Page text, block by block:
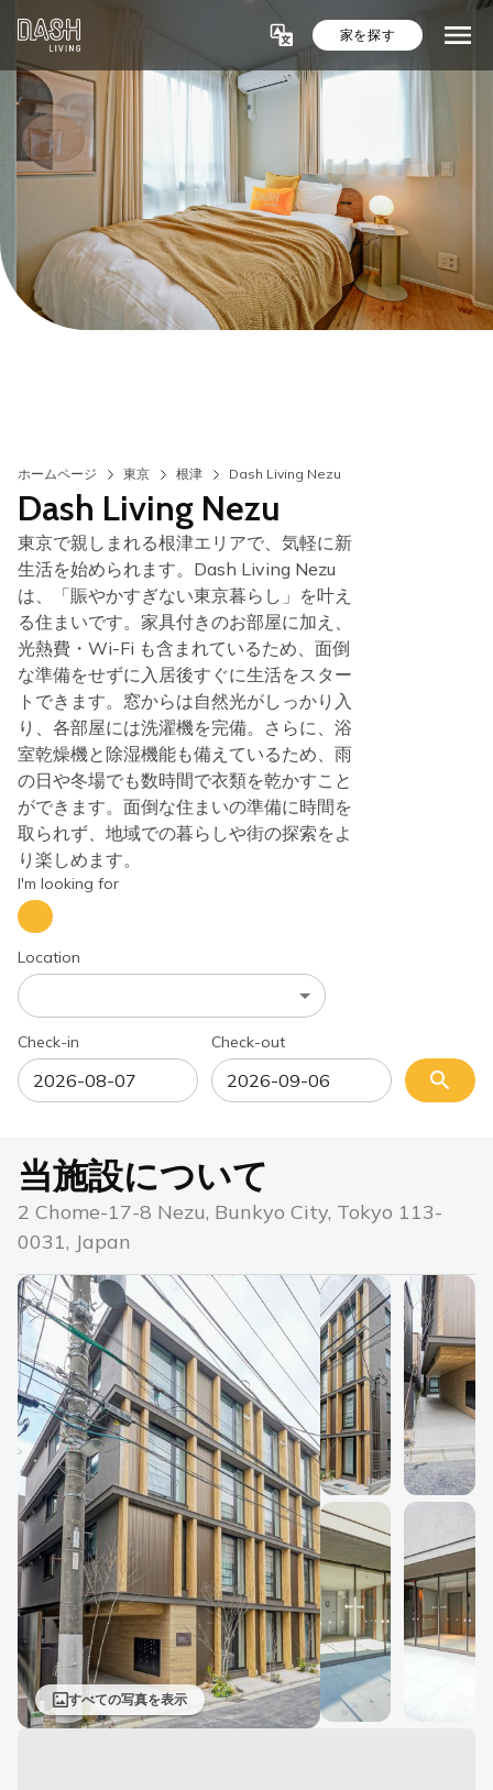
家を探す
ホームページ 東京 根津 Dash Living Nezu
Dash Living Nezu
東京で親しまれる根津エリアで、気軽に新
生活を始められます。Dash Living Nezu
は、「賑やかすぎない東京暮らし」を叶え
る住まいです。家具付きのお部屋に加え、
光熱費・Wi-Fi も含まれているため、面倒
な準備をせずに入居後すぐに生活をスター
トできます。窓からは自然光がしっかり入
り、各部屋には洗濯機を完備。さらに、浴
室乾燥機と除湿機能も備えているため、雨
の日や冬場でも数時間で衣類を乾かすこと
ができます。面倒な住まいの準備に時間を
取られず、地域での暮らしや街の探索をよ
り楽しめます。
I'm looking for
Location
Check-in Check-out
当施設について
2 Chome-17-8 Nezu, Bunkyo City, Tokyo 113-
0031, Japan
すべての写真を表示